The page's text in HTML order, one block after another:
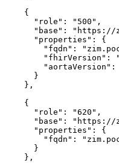
{
"role" : "500" ,
"base" :
"https://
"properties" :
{
"fqdn" :
"fhirVersion" :
"aortaVersion" :
}
} ,
{
"role" : "620" ,
"base" : "https://
"properties" :
{
"fqdn" :
}
} ,